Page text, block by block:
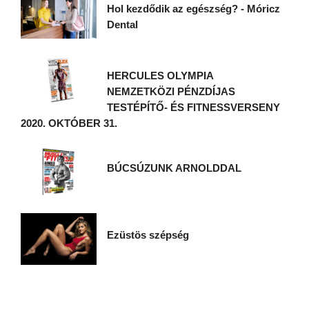
Hol kezdődik az egészség? - Móricz
Dental
HERCULES OLYMPIA
NEMZETKÖZI PÉNZDÍJAS
TESTÉPÍTŐ- ÉS FITNESSVERSENY
2020. OKTÓBER 31.
BÚCSÚZUNK ARNOLDDAL
Ezüstös szépség